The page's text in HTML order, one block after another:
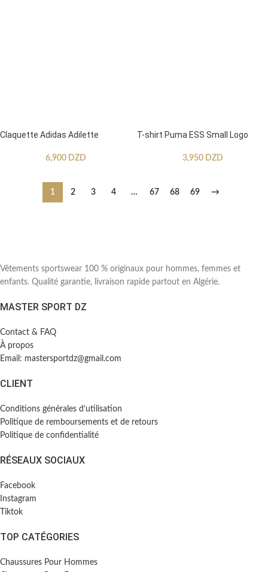
Claquette Adidas Adilette
6,900 DZD
T-shirt Puma ESS Small Logo
3,950 DZD
1 2 3 4 … 67 68 69 →
Vêtements sportswear 100 % originaux pour hommes, femmes et
enfants. Qualité garantie, livraison rapide partout en Algérie.
MASTER SPORT DZ
Contact & FAQ
À propos
Email: mastersportdz@gmail.com
CLIENT
Conditions générales d’utilisation
Politique de remboursements et de retours
Politique de confidentialité
RÉSEAUX SOCIAUX
Facebook
Instagram
Tiktok
TOP CATÉGORIES
Chaussures Pour Hommes